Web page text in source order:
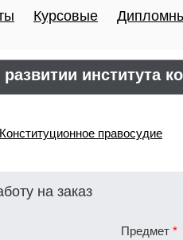
Курсовые
института
Конституционное правосудие
на заказ
Предмет *